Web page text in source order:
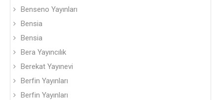
Benseno Yayınları
Bensia
Bensia
Bera Yayıncılık
Berekat Yayınevi
Berfin Yayınları
Berfin Yayınları